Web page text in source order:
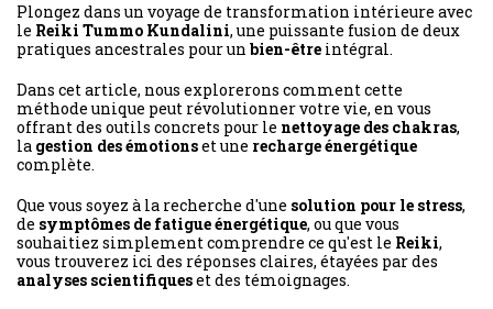
Plongez dans un voyage de transformation intérieure avec
le Reiki Tummo Kundalini, une puissante fusion de deux
pratiques ancestrales pour un bien-être intégral.
Dans cet article, nous explorerons comment cette
méthode unique peut révolutionner votre vie, en vous
offrant des outils concrets pour le nettoyage des chakras,
la gestion des émotionset une recharge énergétique
complète.
Que vous soyez à la recherche d'une solution pour le stress,
de symptômes de fatigue énergétique, ou que vous
souhaitiez simplement comprendre ce qu'est le Reiki,
vous trouverez ici des réponses claires, étayées par des
analyses scientifiqueset des témoignages.